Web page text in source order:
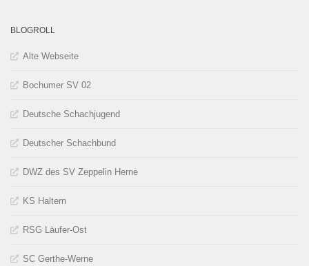
BLOGROLL
Alte Webseite
Bochumer SV 02
Deutsche Schachjugend
Deutscher Schachbund
DWZ des SV Zeppelin Herne
KS Haltern
RSG Läufer-Ost
SC Gerthe-Werne